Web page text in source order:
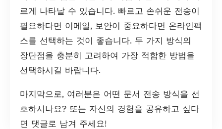
르게 나타날 수 있습니다. 빠르고 손쉬운 전송이
필요하다면 이메일, 보안이 중요하다면 온라인팩
스를 선택하는 것이 좋습니다. 두 가지 방식의
장단점을 충분히 고려하여 가장 적합한 방법을
선택하시길 바랍니다.
마지막으로, 여러분은 어떤 문서 전송 방식을 선
호하시나요? 또는 자신의 경험을 공유하고 싶다
면 댓글로 남겨 주세요!